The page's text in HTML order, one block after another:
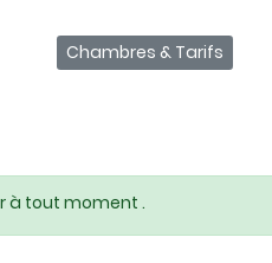
Chambres & Tarifs
à tout moment .